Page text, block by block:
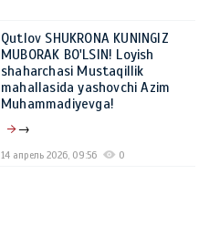
Qutlov SHUKRONA KUNINGIZ
MUBORAK BO'LSIN! Loyish
shaharchasi Mustaqillik
mahallasida yashovchi Azim
Muhammadiyevga!
→
14 апрель 2026, 09:56 0